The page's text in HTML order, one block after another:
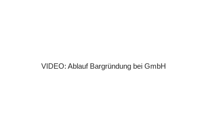
VIDEO: Ablauf Bargründung bei GmbH